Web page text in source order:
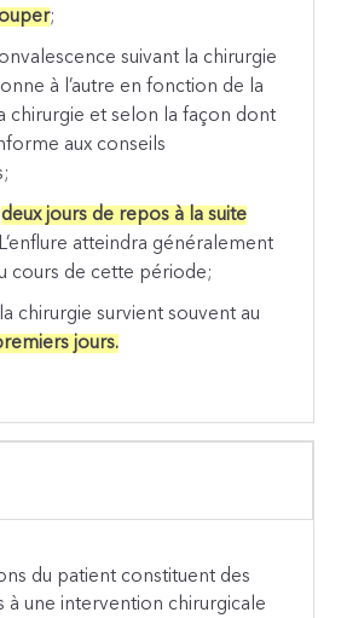
;
suivant la chirurgie
à l’autre en fonction de la
chirurgie et selon la façon dont
aux conseils
deux jours de repos à la suite
L’enflure atteindra généralement
cours de cette période;
chirurgie survient souvent au
jours.
du patient constituent des
à une intervention chirurgicale